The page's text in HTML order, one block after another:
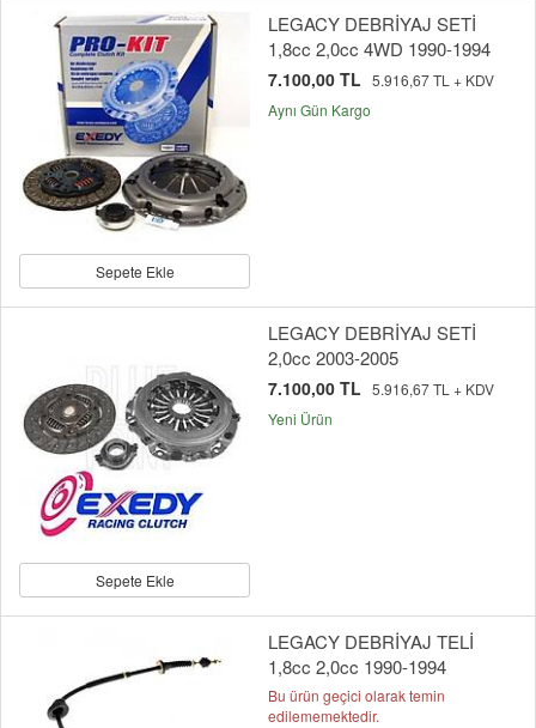
Sepete Ekle
LEGACY DEBRİYAJ SETİ
1,8cc 2,0cc 4WD 1990-1994
7.100,00 TL 5.916,67 TL + KDV
Aynı Gün Kargo
Sepete Ekle
LEGACY DEBRİYAJ SETİ
2,0cc 2003-2005
7.100,00 TL 5.916,67 TL + KDV
Yeni Ürün
LEGACY DEBRİYAJ TELİ
1,8cc 2,0cc 1990-1994
Bu ürün geçici olarak temin
edilememektedir.